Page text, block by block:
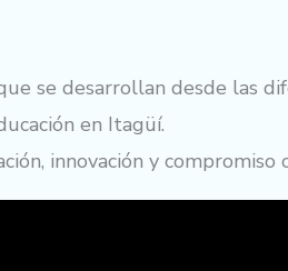
se desarrollan desde las
en Itagüí.
innovación y